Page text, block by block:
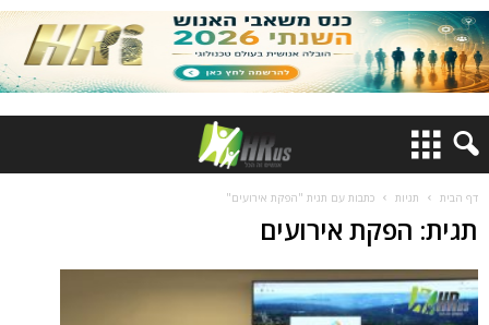
דף הבית תגיות כתבות עם תגית "הפקת אירועים"
תגית: הפקת אירועים